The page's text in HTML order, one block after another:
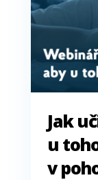
Jak
u
v